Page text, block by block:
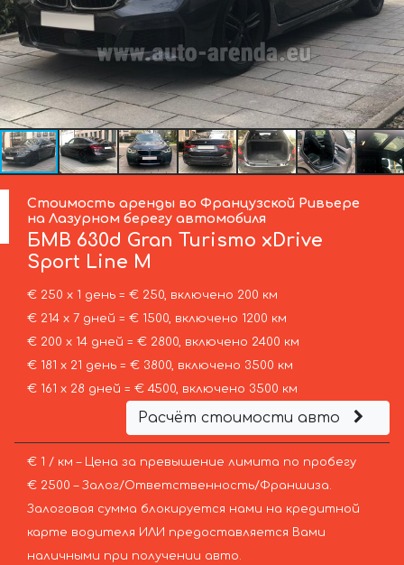
Стоимость аренды во Французской Ривьере
на Лазурном берегу автомобиля
БМВ 630d Gran Turismo xDrive
Sport Line М
€ 250 х 1 день = € 250, включено 200 км
€ 214 х 7 дней = € 1500, включено 1200 км
€ 200 х 14 дней = € 2800, включено 2400 км
€ 181 х 21 день = € 3800, включено 3500 км
€ 161 х 28 дней = € 4500, включено 3500 км
Расчёт стоимости авто
€ 1 / км – Цена за превышение лимита по пробегу
€ 2500 – Залог/Ответственность/Франшиза.
Залоговая сумма блокируется нами на кредитной
карте водителя ИЛИ предоставляется Вами
наличными при получении авто.